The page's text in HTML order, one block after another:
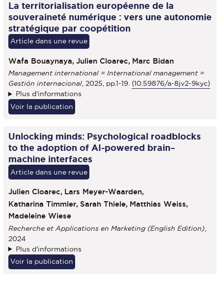
La territorialisation européenne de la
souveraineté numérique : vers une autonomie
stratégique par coopétition
Article dans une revue
Wafa Bouaynaya, Julien Cloarec, Marc Bidan
Management international = International management =
Gestión internacional, 2025, pp.1-19. ⟨10.59876/a-8jv2-9kyc⟩
Plus d'informations
Voir la publication
Unlocking minds: Psychological roadblocks
to the adoption of AI-powered brain–
machine interfaces
Article dans une revue
Julien Cloarec, Lars Meyer-Waarden,
Katharina Timmler, Sarah Thiele, Matthias Weiss,
Madeleine Wiese
Recherche et Applications en Marketing (English Edition)
2024
Plus d'informations
Voir la publication